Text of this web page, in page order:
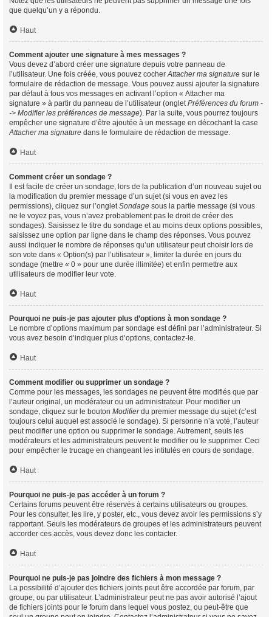
que quelqu’un y a répondu.
Haut
Comment ajouter une signature à mes messages ?
Vous devez d’abord créer une signature depuis votre panneau de
l’utilisateur. Une fois créée, vous pouvez cocherAttacher ma signature sur le
formulaire de rédaction de message. Vous pouvez aussi ajouter la signature
par défaut à tous vos messages en activant l’option « Attacher ma
signature » à partir du panneau de l’utilisateur (ongletPréférences du forum -
-> Modifier les préférences de message). Par la suite, vous pourrez toujours
empêcher une signature d’être ajoutée à un message en décochant la case
Attacher ma signature dans le formulaire de rédaction de message.
Haut
Comment créer un sondage ?
Il est facile de créer un sondage, lors de la publication d’un nouveau sujet ou
la modification du premier message d’un sujet (si vous en avez les
permissions), cliquez sur l’ongletSondage sous la partie message (si vous
ne le voyez pas, vous n’avez probablement pas le droit de créer des
sondages). Saisissez le titre du sondage et au moins deux options possibles,
saisissez une option par ligne dans le champ des réponses. Vous pouvez
aussi indiquer le nombre de réponses qu’un utilisateur peut choisir lors de
son vote dans « Option(s) par l’utilisateur », limiter la durée en jours du
sondage (mettre « 0 » pour une durée illimitée) et enfin permettre aux
utilisateurs de modifier leur vote.
Haut
Pourquoi ne puis-je pas ajouter plus d’options à mon sondage ?
Le nombre d’options maximum par sondage est défini par l’administrateur. Si
vous avez besoin d’indiquer plus d’options, contactez-le.
Haut
Comment modifier ou supprimer un sondage ?
Comme pour les messages, les sondages ne peuvent être modifiés que par
l’auteur original, un modérateur ou un administrateur. Pour modifier un
sondage, cliquez sur le bouton Modifierdu premier message du sujet (c’est
toujours celui auquel est associé le sondage). Si personne n’a voté, l’auteur
peut modifier une option ou supprimer le sondage. Autrement, seuls les
modérateurs et les administrateurs peuvent le modifier ou le supprimer. Ceci
pour empêcher le trucage en changeant les intitulés en cours de sondage.
Haut
Pourquoi ne puis-je pas accéder à un forum ?
Certains forums peuvent être réservés à certains utilisateurs ou groupes.
Pour les consulter, les lire, y poster, etc., vous devez avoir les permissions s’y
rapportant. Seuls les modérateurs de groupes et les administrateurs peuvent
accorder ces accès, vous devez donc les contacter.
Haut
Pourquoi ne puis-je pas joindre des fichiers à mon message ?
La possibilité d’ajouter des fichiers joints peut être accordée par forum, par
groupe, ou par utilisateur. L’administrateur peut ne pas avoir autorisé l’ajout
de fichiers joints pour le forum dans lequel vous postez, ou peut-être que